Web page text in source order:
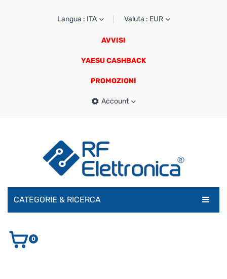
Langua : ITA Valuta : EUR
AVVISI
YAESU CASHBACK
PROMOZIONI
Account
CATEGORIE & RICERCA
AUDIO E VIDEO
0